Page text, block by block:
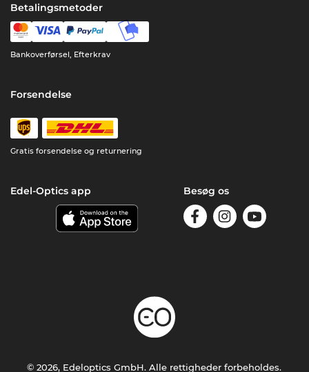
Betalingsmetoder
Bankoverførsel, Efterkrav
Forsendelse
Gratis forsendelse og returnering
Edel-Optics app Besøg os
© 2026, Edeloptics GmbH. Alle rettigheder forbeholdes.